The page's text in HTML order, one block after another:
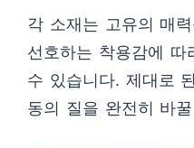
각 소재는 고유의 매
선호하는 착용감에 따
수 있습니다. 제대로
동의 질을 완전히 바